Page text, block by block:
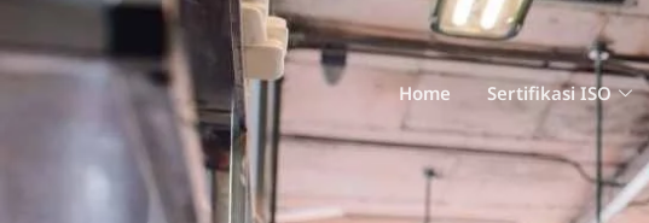
Home Sertifikasi ISO